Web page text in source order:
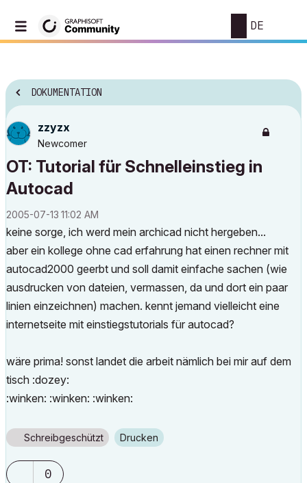
DE
DOKUMENTATION
zzyzx
Newcomer
OT: Tutorial für Schnelleinstieg in
Autocad
‎2005-07-13 11:02 AM
keine sorge, ich werd mein archicad nicht hergeben...
aber ein kollege ohne cad erfahrung hat einen rechner mit
autocad2000 geerbt und soll damit einfache sachen (wie
ausdrucken von dateien, vermassen, da und dort ein paar
linien einzeichnen) machen. kennt jemand vielleicht eine
internetseite mit einstiegstutorials für autocad?
wäre prima! sonst landet die arbeit nämlich bei mir auf dem
tisch :dozey:
:winken: :winken: :winken:
Schreibgeschützt Drucken
0